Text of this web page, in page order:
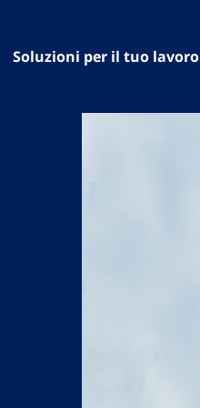
Soluzioni per il tuo lavoro